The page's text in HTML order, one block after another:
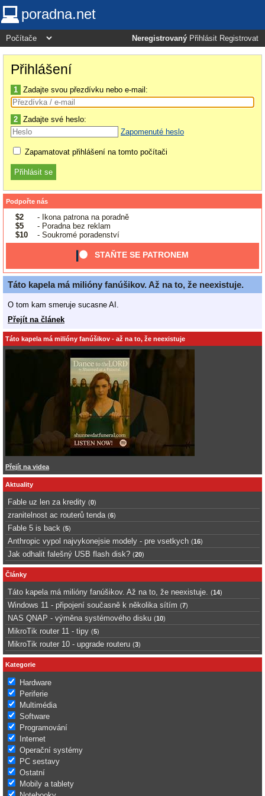
poradna.net
Neregistrovaný Přihlásit Registrovat
Přihlášení
1 Zadajte svou přezdívku nebo e-mail:
2 Zadajte své heslo:
Zapomenuté heslo
Zapamatovat přihlášení na tomto počítači
Podpořte nás
$2
- Ikona patrona na poradně
$5
- Poradna bez reklam
$10
- Soukromé poradenství
STAŇTE SE PATRONEM
Táto kapela má milióny fanúšikov. Až na to, že neexistuje.
O tom kam smeruje sucasne AI.
Přejít na článek
Táto kapela má milióny fanúšikov - až na to, že neexistuje
Přejít na videa
Aktuality
Fable uz len za kredity (0)
zranitelnost ac routerů tenda (6)
Fable 5 is back (5)
Anthropic vypol najvykonejsie modely - pre vsetkych (16)
Jak odhalit falešný USB flash disk? (20)
Články
Táto kapela má milióny fanúšikov. Až na to, že neexistuje. (14)
Windows 11 - připojení současně k několika sítím (7)
NAS QNAP - výměna systémového disku (10)
MikroTik router 11 - tipy (5)
MikroTik router 10 - upgrade routeru (3)
Kategorie
Hardware
Periferie
Multimédia
Software
Programování
Internet
Operační systémy
PC sestavy
Ostatní
Mobily a tablety